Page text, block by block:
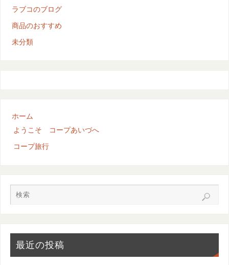
ラブコのブログ
商品のおすすめ
未分類
ホーム
ようこそ コープあいづへ
コープ旅行
最近の投稿